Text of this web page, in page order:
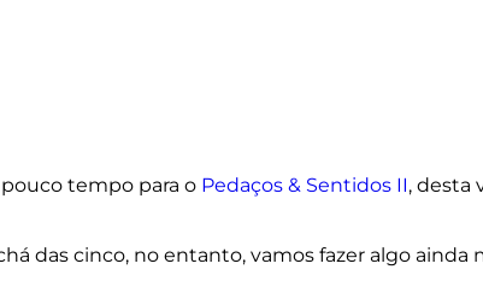
tempo para o Pedaços & Sentidos II, desta
das cinco, no entanto, vamos fazer algo ainda